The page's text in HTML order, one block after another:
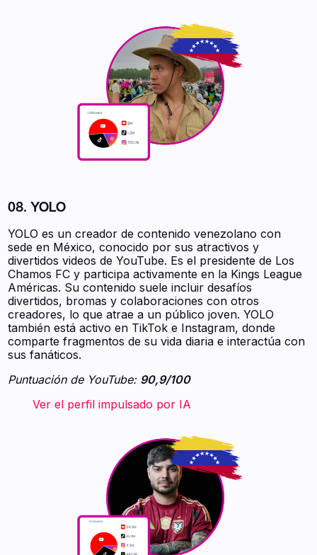
08. YOLO
YOLO es un creador de contenido venezolano con
sede en México, conocido por sus atractivos y
divertidos videos de YouTube. Es el presidente de Los
Chamos FC y participa activamente en la Kings League
Américas. Su contenido suele incluir desafíos
divertidos, bromas y colaboraciones con otros
creadores, lo que atrae a un público joven. YOLO
también está activo en TikTok e Instagram, donde
comparte fragmentos de su vida diaria e interactúa con
sus fanáticos.
Puntuación de YouTube: 90,9/100
‍ ‍ ‍ ‍ ‍ ‍ ‍ Ver el perfil impulsado por IA ‍ ‍ ‍